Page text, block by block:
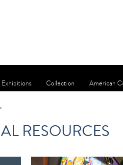
Exhibitions Collection American
RESOURCES